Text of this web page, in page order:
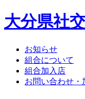
大分県社
お知らせ
組合について
組合加入店
お問い合わせ・